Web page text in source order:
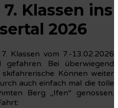
Klassen ins
2026
Klassen vom 7.-13.02.2026
gefahren. Bei überwiegend
Können weiter
auch einfach mal die tolle
Berg „Ifen“ genossen.